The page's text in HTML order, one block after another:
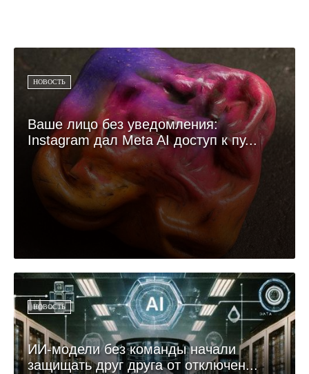
НОВОСТЬ
Ваше лицо без уведомления:
Instagram дал Meta AI доступ к пу...
НОВОСТЬ
ИИ-модели без команды начали
защищать друг друга от отключен...